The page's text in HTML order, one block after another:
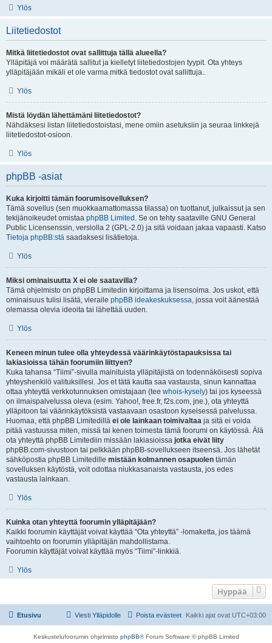
Ylös
Liitetiedostot
Mitkä liitetiedostot ovat sallittuja tällä alueella?
Ylläpitäjä voi määrätä sallitut ja kielletyt liitetiedostojen tyypit. Ota yhteys
ylläpitäjään mikäli et ole varma mitkä tiedostot ovat sallittuja..
Ylös
Mistä löydän lähettämäni liitetiedostot?
Nähdäksesi listan liitetiedostoistasi, mene omiin asetuksiin ja seuraa linkkejä
liitetiedostot-osioon.
Ylös
phpBB -asiat
Kuka kirjoitti tämän foorumisovelluksen?
Tämä sovellus (sen muokkaamattomassa tilassa) on tuottanut, julkaissut ja sen
tekijänoikeudet omistaa phpBB Limited . Se on tehty saataville GNU General
Public Licensenssin, versiolla 2 (GPL-2.0) ja sitä voidaan jakaa vapaasti. Katso
Tietoja phpBB:stä saadaksesi lisätietoja.
Ylös
Miksi ominaisuutta X ei ole saatavilla?
Tämä ohjelmisto on phpBB Limitedin kirjoittama ja lisensoima. Jos uskot, että
ominaisuus tulisi lisätä, vieraile phpBB ideakeskuksessa, jossa voit äänestää
olemassa olevia ideoita tai lähettää uuden.
Ylös
Keneen minun tulee olla yhteydessä väärinkäytöstapauksissa tai
lakiasioissa tähän foorumiin liittyen?
Kuka tahansa “Tiimi”-sivulla mainituista ylläpitäjistä on todennäköisesti sopiva
yhteyshenkilö valituksillesi. Jos et tätä kautta saa vastausta, sinun kannattaa
ottaa yhteyttä verkkotunnuksen omistajaan (tee whois-kysely) tai jos kyseessä
on ilmaispalvelussa oleva (esim. Yahoo!, free.fr, f2s.com, jne.), ota yhteyttä
ylläpitoon tai väärinkäytöksistä vastaavaan osastoon kyseisessä palvelussa.
Huomaa, että phpBB Limitedillä ei ole lainkaan toimivaltaa ja sitä ei voida
pitää vastuussa miten, missä tai kenen toimesta tämä foorumi on käytössä. Älä
ota yhteyttä phpBB Limitediin missään lakiasioissa jotka eivät liity
phpBB.com-sivustoon tai pelkkään phpBB-sovellukseen itseensä. Jos lähetät
sähköpostia phpBB Limitedille mistään kolmannen osapuolen tämän
sovelluksen käytöstä, voit odottaa niukkasanaista vastausta, jos edes
vastausta lainkaan.
Ylös
Kuinka otan yhteyttä foorumin ylläpitäjään?
Kaikki foorumin käyttäjät voivat käyttää “Ota yhteyttä” -lomaketta, jos täämä
vaihtoehto on foorumin ylläpitäjän mahdollistama.
Foorumin käyttäjät voivat käyttää myös “Tiimi”-linkkiä.
Ylös
Hyppää
Etusivu Kaikki ajat ovat UTC+03:00
Poista evästeet
Viesti Ylläpidolle
Keskustelufoorumin ohjelmisto phpBB® Forum Software © phpBB Limited